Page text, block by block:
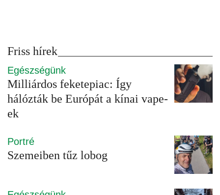
Friss hírek
Egészségünk
Milliárdos feketepiac: Így
hálózták be Európát a kínai vape-
ek
Portré
Szemeiben tűz lobog